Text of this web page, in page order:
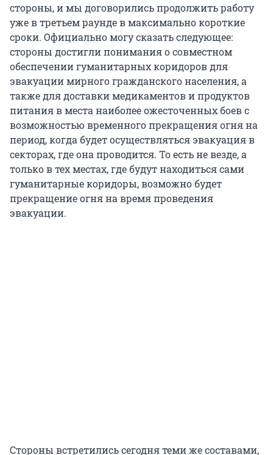
стороны, и мы договорились продолжить работу
уже в третьем раунде в максимально короткие
сроки. Официально могу сказать следующее:
стороны достигли понимания о совместном
обеспечении гуманитарных коридоров для
эвакуации мирного гражданского населения, а
также для доставки медикаментов и продуктов
питания в места наиболее ожесточенных боев с
возможностью временного прекращения огня на
период, когда будет осуществляться эвакуация в
секторах, где она проводится. То есть не везде, а
только в тех местах, где будут находиться сами
гуманитарные коридоры, возможно будет
прекращение огня на время проведения
эвакуации.
Стороны встретились сегодня теми же составами,